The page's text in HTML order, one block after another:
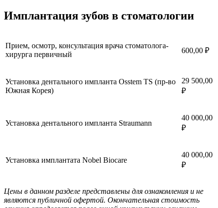
Имплантация зубов в стоматологии
Прием, осмотр, консультация врача стоматолога-
хирурга первичный
600,00 ₽
Установка дентального импланта Osstem TS (пр-во
Южная Корея)
29 500,00
₽
Установка дентального импланта Straumann
40 000,00
₽
Установка имплантата Nobel Biocare
40 000,00
₽
Цены в данном разделе представлены для ознакомления и не
являются публичной офертой. Окончательная стоимость